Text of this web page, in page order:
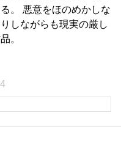
。 悪意をほのめかしな
しながらも現実の厳し
。